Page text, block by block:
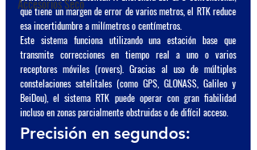
Accesorios Seco
que tiene un margen de error de varios metros, el RTK reduce
esa incertidumbre a milímetros o centímetros.
Este sistema funciona utilizando una estación base que
transmite correcciones en tiempo real a uno o varios
receptores móviles (rovers). Gracias al uso de múltiples
constelaciones satelitales (como GPS, GLONASS, Galileo y
BeiDou), el sistema RTK puede operar con gran fiabilidad
incluso en zonas parcialmente obstruidas o de difícil acceso.
Precisión en segundos: